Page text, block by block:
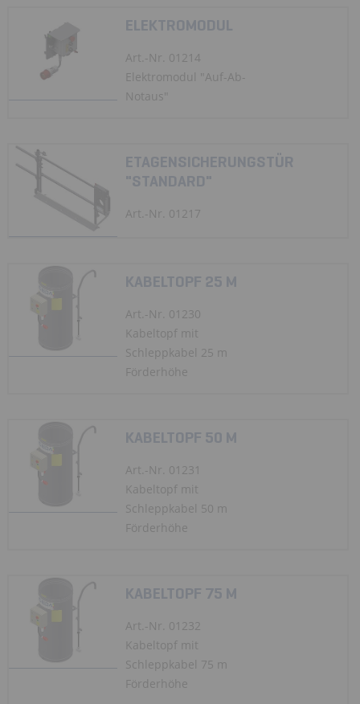
ELEKTROMODUL
Art.-Nr. 01214
Elektromodul "Auf-Ab-
Notaus"
ETAGENSICHERUNGSTÜR
"STANDARD"
Art.-Nr. 01217
KABELTOPF 25 M
Art.-Nr. 01230
Kabeltopf mit
Schleppkabel 25 m
Förderhöhe
KABELTOPF 50 M
Art.-Nr. 01231
Kabeltopf mit
Schleppkabel 50 m
Förderhöhe
KABELTOPF 75 M
Art.-Nr. 01232
Kabeltopf mit
Schleppkabel 75 m
Förderhöhe